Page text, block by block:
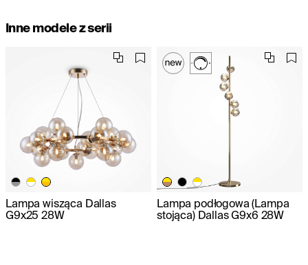
Inne modele z serii
Lampa wisząca Dallas
G9x25 28W
Lampa podłogowa (Lampa
stojąca) Dallas G9x6 28W